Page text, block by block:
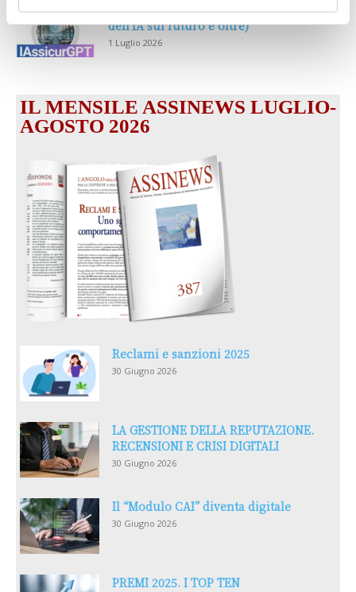
MAGNIFICA HUMANITAS (l’impatto
dell’IA sul futuro e oltre)
1 Luglio 2026
IL MENSILE ASSINEWS LUGLIO-
AGOSTO 2026
Reclami e sanzioni 2025
30 Giugno 2026
LA GESTIONE DELLA REPUTAZIONE.
RECENSIONI E CRISI DIGITALI
30 Giugno 2026
Il “Modulo CAI” diventa digitale
30 Giugno 2026
PREMI 2025. I TOP TEN